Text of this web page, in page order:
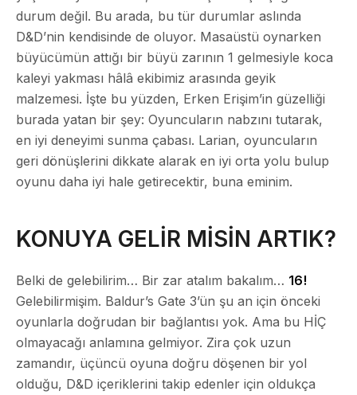
durum değil. Bu arada, bu tür durumlar aslında
D&D’nin kendisinde de oluyor. Masaüstü oynarken
büyücümün attığı bir büyü zarının 1 gelmesiyle koca
kaleyi yakması hâlâ ekibimiz arasında geyik
malzemesi. İşte bu yüzden, Erken Erişim’in güzelliği
burada yatan bir şey: Oyuncuların nabzını tutarak,
en iyi deneyimi sunma çabası. Larian, oyuncuların
geri dönüşlerini dikkate alarak en iyi orta yolu bulup
oyunu daha iyi hale getirecektir, buna eminim.
KONUYA GELİR MİSİN ARTIK?
Belki de gelebilirim… Bir zar atalım bakalım… 16!
Gelebilirmişim. Baldur’s Gate 3’ün şu an için önceki
oyunlarla doğrudan bir bağlantısı yok. Ama bu HİÇ
olmayacağı anlamına gelmiyor. Zira çok uzun
zamandır, üçüncü oyuna doğru döşenen bir yol
olduğu, D&D içeriklerini takip edenler için oldukça